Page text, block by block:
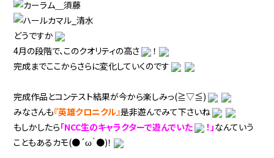
どうですか
4月の段階で、このクオリティの高さ
！
完成までここからさらに変化していくのです
完成作品とコンテスト結果が今から楽しみっ(≧▽≦)
みなさんも『英雄クロニクル』是非遊んでみて下さいね
もしかしたら「NCC生のキャラクターで遊んでいた ！」なんていう
こともあるカモ(●´ω｀●)！